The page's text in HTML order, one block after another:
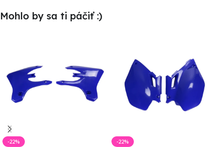
Mohlo by sa ti páčiť :)
-22% -22%